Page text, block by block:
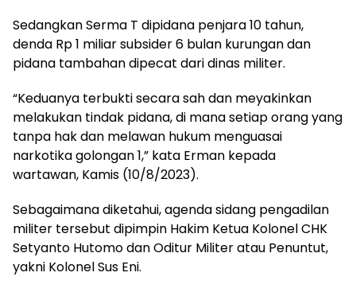
Sedangkan Serma T dipidana penjara 10 tahun,
denda Rp 1 miliar subsider 6 bulan kurungan dan
pidana tambahan dipecat dari dinas militer.
“Keduanya terbukti secara sah dan meyakinkan
melakukan tindak pidana, di mana setiap orang yang
tanpa hak dan melawan hukum menguasai
narkotika golongan 1,” kata Erman kepada
wartawan, Kamis (10/8/2023).
Sebagaimana diketahui, agenda sidang pengadilan
militer tersebut dipimpin Hakim Ketua Kolonel CHK
Setyanto Hutomo dan Oditur Militer atau Penuntut,
yakni Kolonel Sus Eni.